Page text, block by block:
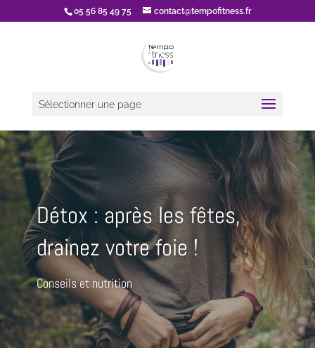
05 56 85 49 75 contact@tempofitness.fr
Sélectionner une page
Détox : après les fêtes,
drainez votre foie !
Conseils et nutrition